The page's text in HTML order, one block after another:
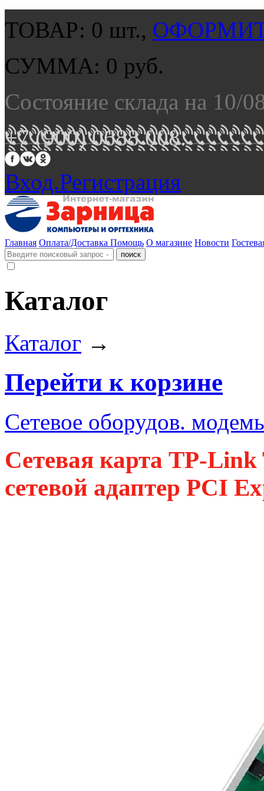
ТОВАР: 0 шт.,
СУММА: 0 руб.
Состояние склада на 10/
+7 (900) 0688 008.
Вход.Регистрация
Главная Оплата/Доставка Помощь О магазине Новости
Каталог
Каталог →
Перейти к корзине
Сетевое оборудов.
Сетевая карта TP-
сетевой адаптер PCI